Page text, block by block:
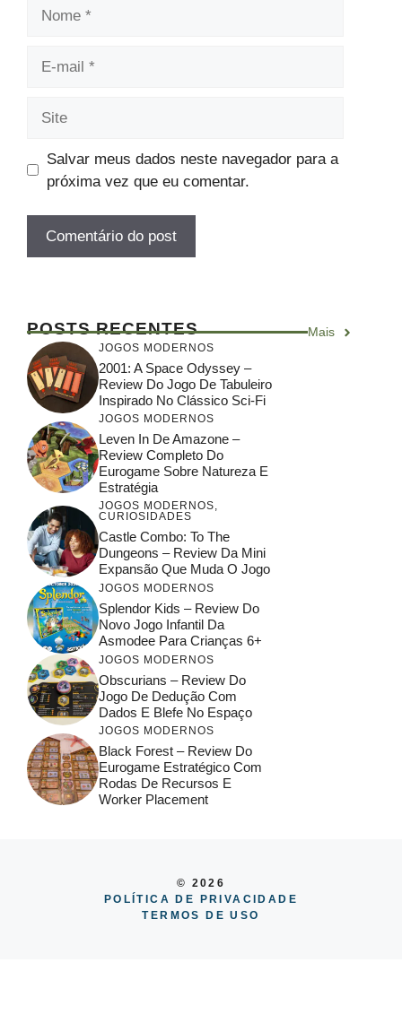
Salvar meus dados neste navegador para a
próxima vez que eu comentar.
POSTS RECENTES Mais
JOGOS MODERNOS
2001: A Space Odyssey –
Review Do Jogo De Tabuleiro
Inspirado No Clássico Sci-Fi
JOGOS MODERNOS
Leven In De Amazone –
Review Completo Do
Eurogame Sobre Natureza E
Estratégia
JOGOS MODERNOS,
CURIOSIDADES
Castle Combo: To The
Dungeons – Review Da Mini
Expansão Que Muda O Jogo
JOGOS MODERNOS
Splendor Kids – Review Do
Novo Jogo Infantil Da
Asmodee Para Crianças 6+
JOGOS MODERNOS
Obscurians – Review Do
Jogo De Dedução Com
Dados E Blefe No Espaço
JOGOS MODERNOS
Black Forest – Review Do
Eurogame Estratégico Com
Rodas De Recursos E
Worker Placement
© 2026
POLÍTICA DE PRIVACIDADE
TERMOS DE USO